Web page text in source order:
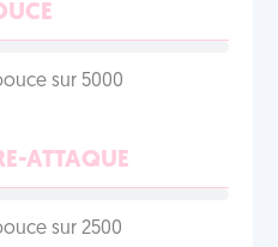
sur 5000
ATTAQUE
sur 2500